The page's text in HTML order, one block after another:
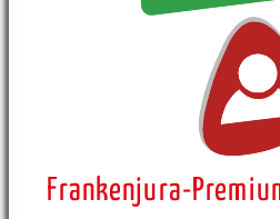
Frankenjura-